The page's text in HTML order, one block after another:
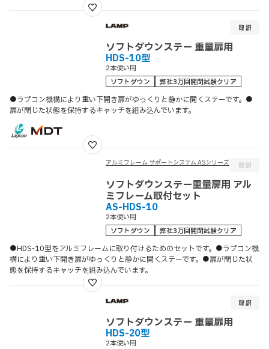
ソフトダウンステー 重量扉用
HDS-10型
2本使い用
ソフトダウン
弊社3万回開閉試験クリア
●ラプコン機構により重い下開き扉がゆっくりと静かに開くステーです。●
扉が閉じた状態を保持するキャッチを組み込んでいます。
アルミフレーム サポートシステム ASシリーズ
ソフトダウンステー重量扉用 アル
ミフレーム取付セット
AS-HDS-10
2本使い用
ソフトダウン
弊社3万回開閉試験クリア
●HDS-10型をアルミフレームに取り付けるためのセットです。●ラプコン機
構により重い下開き扉がゆっくりと静かに開くステーです。●扉が閉じた状
態を保持するキャッチを組み込んでいます。
ソフトダウンステー 重量扉用
HDS-20型
2本使い用